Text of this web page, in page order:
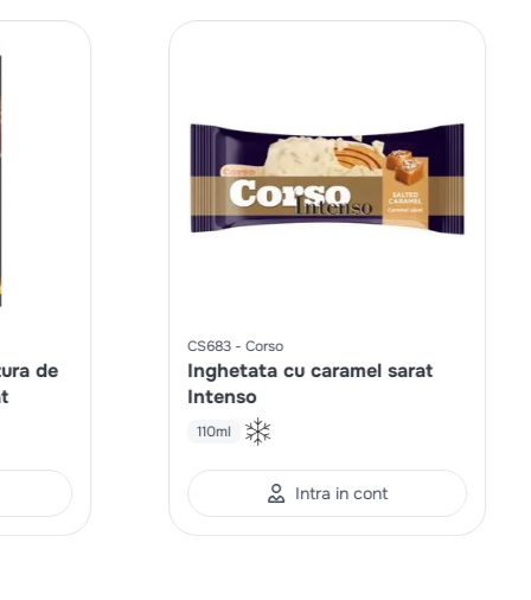
de
CS683 Corso
Inghetata cu caramel sarat
Intenso
110ml
Intra in cont